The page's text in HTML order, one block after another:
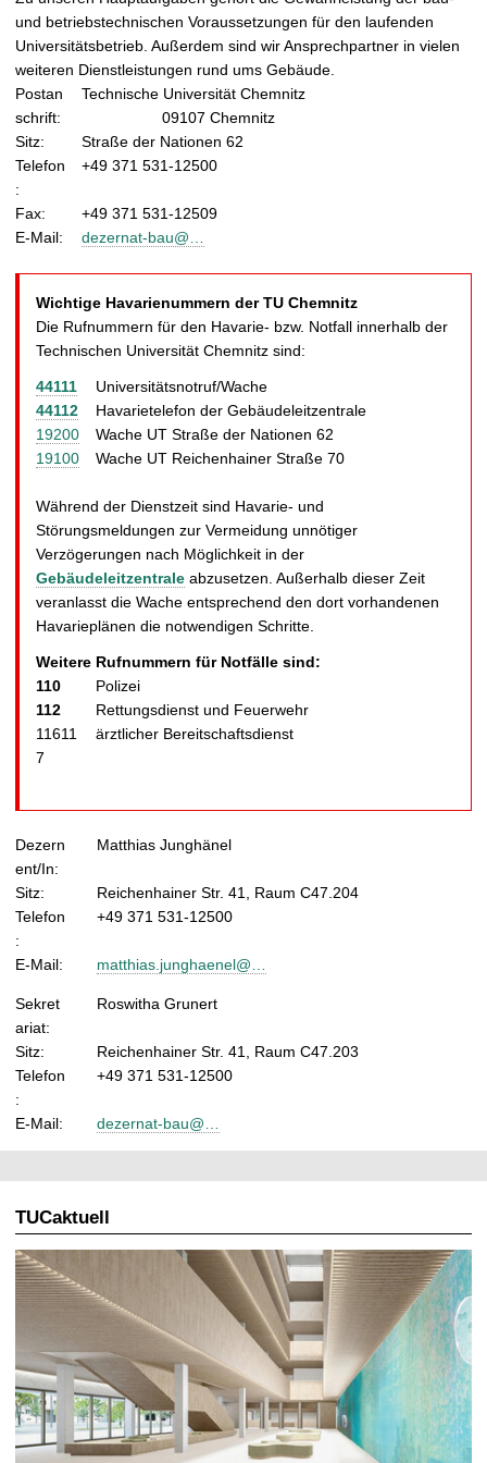
und betriebstechnischen Voraussetzungen für den laufenden
Universitätsbetrieb. Außerdem sind wir Ansprechpartner in vielen
weiteren Dienstleistungen rund ums Gebäude.
Postan
schrift:
Technische Universität Chemnitz
09107 Chemnitz
Sitz:
Straße der Nationen 62
Telefon
:
+49 371 531-12500
Fax:
+49 371 531-12509
E-Mail:
dezernat-bau@…
Wichtige Havarienummern der TU Chemnitz
Die Rufnummern für den Havarie- bzw. Notfall innerhalb der
Technischen Universität Chemnitz sind:
44111
Universitätsnotruf/Wache
44112
Havarietelefon der Gebäudeleitzentrale
19200
Wache UT Straße der Nationen 62
19100
Wache UT Reichenhainer Straße 70
Während der Dienstzeit sind Havarie- und
Störungsmeldungen zur Vermeidung unnötiger
Verzögerungen nach Möglichkeit in der
Gebäudeleitzentrale abzusetzen. Außerhalb dieser Zeit
veranlasst die Wache entsprechend den dort vorhandenen
Havarieplänen die notwendigen Schritte.
Weitere Rufnummern für Notfälle sind:
110
Polizei
112
Rettungsdienst und Feuerwehr
11611
7
ärztlicher Bereitschaftsdienst
Dezern
ent/In:
Matthias Junghänel
Sitz:
Reichenhainer Str. 41, Raum C47.204
Telefon
:
+49 371 531-12500
E-Mail: matthias.junghaenel@…
Sekret
ariat:
Roswitha Grunert
Sitz:
Reichenhainer Str. 41, Raum C47.203
Telefon
:
+49 371 531-12500
E-Mail: dezernat-bau@…
TUCaktuell